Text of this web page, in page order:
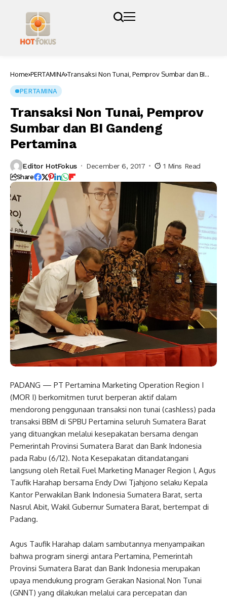
Home PERTAMINA Transaksi Non Tunai, Pemprov Sumbar dan BI
PERTAMINA
Transaksi Non Tunai, Pemprov
Sumbar dan BI Gandeng
Pertamina
Editor HotFokus December 6, 2017 1 Mins Read
Share
PADANG — PT Pertamina Marketing Operation Region I
(MOR I) berkomitmen turut berperan aktif dalam
mendorong penggunaan transaksi non tunai (cashless) pada
transaksi BBM di SPBU Pertamina seluruh Sumatera Barat
yang dituangkan melalui kesepakatan bersama dengan
Pemerintah Provinsi Sumatera Barat dan Bank Indonesia
pada Rabu (6/12). Nota Kesepakatan ditandatangani
langsung oleh Retail Fuel Marketing Manager Region I, Agus
Taufik Harahap bersama Endy Dwi Tjahjono selaku Kepala
Kantor Perwakilan Bank Indonesia Sumatera Barat, serta
Nasrul Abit, Wakil Gubernur Sumatera Barat, bertempat di
Padang.
Agus Taufik Harahap dalam sambutannya menyampaikan
bahwa program sinergi antara Pertamina, Pemerintah
Provinsi Sumatera Barat dan Bank Indonesia merupakan
upaya mendukung program Gerakan Nasional Non Tunai
(GNNT) yang dilakukan melalui cara percepatan dan